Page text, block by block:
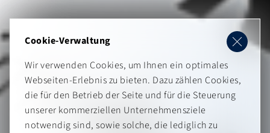
Cookie-Verwaltung
Wir verwenden Cookies, um Ihnen ein optimales
Webseiten-Erlebnis zu bieten. Dazu zählen Cookies,
die für den Betrieb der Seite und für die Steuerung
unserer kommerziellen Unternehmensziele
notwendig sind, sowie solche, die lediglich zu